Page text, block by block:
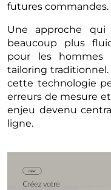
futures commandes.
Une approche
beaucoup plus
pour les hommes
tailoring traditionnel.
cette technologie
erreurs de mesure
enjeu devenu
ligne.